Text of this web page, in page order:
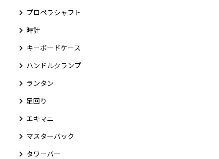
プロペラシャフト
時計
キーボードケース
ハンドルクランプ
ランタン
足回り
エキマニ
マスターバック
タワーバー